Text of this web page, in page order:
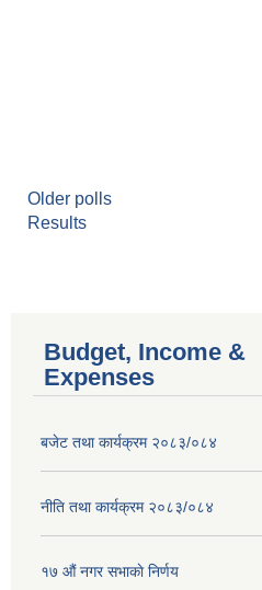
Older polls
Results
Budget, Income &
Expenses
बजेट तथा कार्यक्रम २०८३/०८४
नीति तथा कार्यक्रम २०८३/०८४
१७ ‌‍औं नगर सभाकाे निर्णय